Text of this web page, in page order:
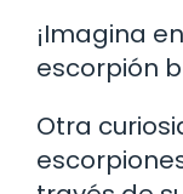
¡Imagina
escorpión
Otra